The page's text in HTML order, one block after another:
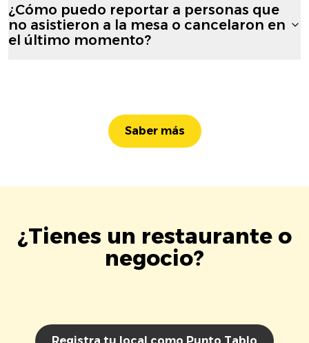
¿Cómo puedo reportar a personas que
no asistieron a la mesa o cancelaron en
el último momento?
Saber más
¿Tienes un restaurante o
negocio?
Registra tu local como Punto Tablo